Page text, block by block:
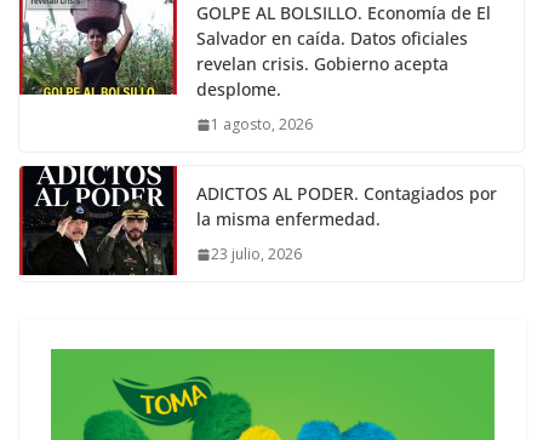
GOLPE AL BOLSILLO. Economía de El
Salvador en caída. Datos oficiales
revelan crisis. Gobierno acepta
desplome.
1 agosto, 2026
ADICTOS AL PODER. Contagiados por
la misma enfermedad.
23 julio, 2026